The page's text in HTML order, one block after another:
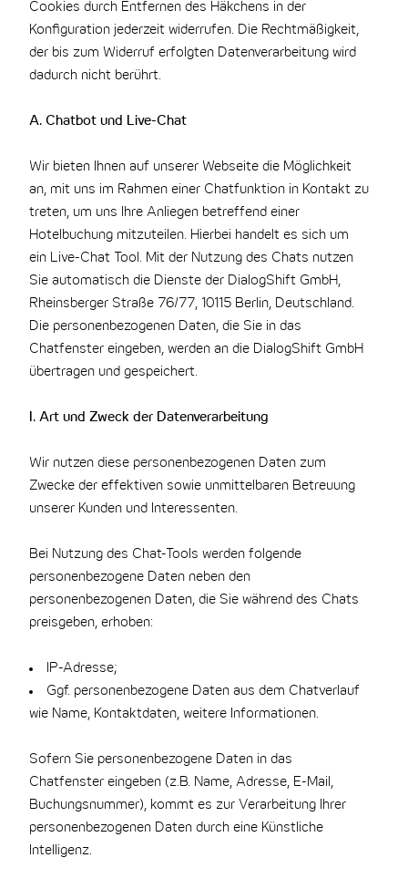
Cookies durch Entfernen des Häkchens in der
Konfiguration jederzeit widerrufen. Die Rechtmäßigkeit,
der bis zum Widerruf erfolgten Datenverarbeitung wird
dadurch nicht berührt.
A. Chatbot und Live-Chat
Wir bieten Ihnen auf unserer Webseite die Möglichkeit
an, mit uns im Rahmen einer Chatfunktion in Kontakt zu
treten, um uns Ihre Anliegen betreffend einer
Hotelbuchung mitzuteilen. Hierbei handelt es sich um
ein Live-Chat Tool. Mit der Nutzung des Chats nutzen
Sie automatisch die Dienste der DialogShift GmbH,
Rheinsberger Straße 76/77, 10115 Berlin, Deutschland.
Die personenbezogenen Daten, die Sie in das
Chatfenster eingeben, werden an die DialogShift GmbH
übertragen und gespeichert.
I. Art und Zweck der Datenverarbeitung
Wir nutzen diese personenbezogenen Daten zum
Zwecke der effektiven sowie unmittelbaren Betreuung
unserer Kunden und Interessenten.
Bei Nutzung des Chat-Tools werden folgende
personenbezogene Daten neben den
personenbezogenen Daten, die Sie während des Chats
preisgeben, erhoben:
IP-Adresse;
Ggf. personenbezogene Daten aus dem Chatverlauf
wie Name, Kontaktdaten, weitere Informationen.
Sofern Sie personenbezogene Daten in das
Chatfenster eingeben (z.B. Name, Adresse, E-Mail,
Buchungsnummer), kommt es zur Verarbeitung Ihrer
personenbezogenen Daten durch eine Künstliche
Intelligenz.